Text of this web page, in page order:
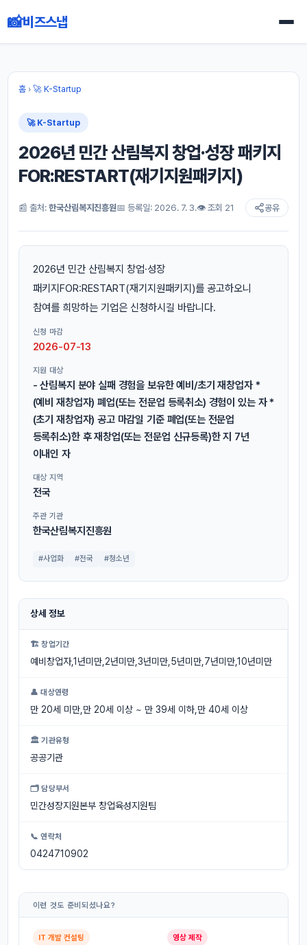
📸비즈스냅
홈› 🚀 K-Startup
🚀 K-Startup
2026년 민간 산림복지 창업·성장 패키지
FOR:RESTART(재기지원패키지)
📰 출처: 한국산림복지진흥원📅 등록일: 2026. 7. 3.👁 조회 21 공유
2026년 민간 산림복지 창업·성장
패키지FOR:RESTART(재기지원패키지)를 공고하오니
참여를 희망하는 기업은 신청하시길 바랍니다.
신청 마감
2026-07-13
지원 대상
- 산림복지 분야 실패 경험을 보유한 예비/초기 재창업자 *
(예비 재창업자) 폐업(또는 전문업 등록취소) 경험이 있는 자 *
(초기 재창업자) 공고 마감일 기준 폐업(또는 전문업
등록취소)한 후 재창업(또는 전문업 신규등록)한 지 7년
이내인 자
대상 지역
전국
주관 기관
한국산림복지진흥원
#사업화 #전국 #청소년
상세 정보
🏗 창업기간
예비창업자,1년미만,2년미만,3년미만,5년미만,7년미만,10년미만
👤 대상연령
만 20세 미만,만 20세 이상 ~ 만 39세 이하,만 40세 이상
🏛 기관유형
공공기관
🗂 담당부서
민간성장지원본부 창업육성지원팀
📞 연락처
0424710902
이런 것도 준비되셨나요?
IT 개발 컨설팅 영상 제작